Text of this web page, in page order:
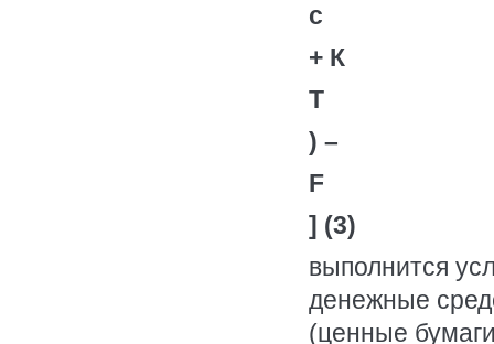
c
+ К
T
) –
F
] (3)
выполнится
денежные
(ценные